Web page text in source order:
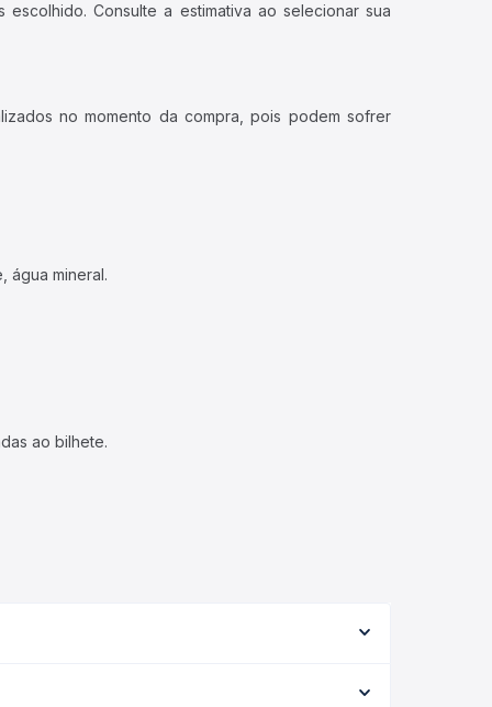
Consulte a estimativa ao selecionar sua
no momento da compra, pois podem sofrer
água mineral.
ao bilhete.
data desejada.